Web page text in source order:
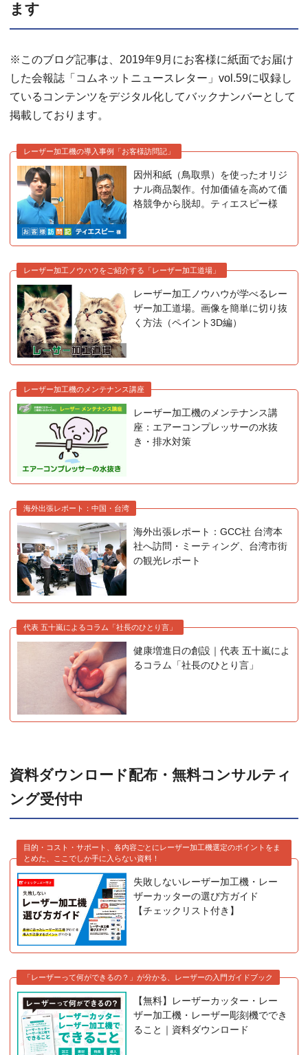
ます
※このブログ記事は、2019年9月にお客様に紙面でお届け
した会報誌「コムネットニュースレター」vol.59に収録し
ているコンテンツをデジタル化してバックナンバーとして
掲載しております。
レーザー加工機の導入事例「お客様訪問記」
因州和紙（鳥取県）を使ったオリジ
ナル商品製作。付加価値を高めて価
格競争から脱却。ティエスピー様
レーザー加工ノウハウをご紹介する「レーザー加工道場」
レーザー加工ノウハウが学べるレー
ザー加工道場。画像を簡単に切り抜
く方法（ペイント3D編）
レーザー加工機のメンテナンス講座
レーザー加工機のメンテナンス講
座：エアーコンプレッサーの水抜
き・排水対策
海外出張レポート：中国・台湾
海外出張レポート：GCC社 台湾本
社へ訪問・ミーティング、台湾市街
の観光レポート
代表 五十嵐によるコラム「社長のひとり言」
健康増進日の創設｜代表 五十嵐によ
るコラム「社長のひとり言」
資料ダウンロード配布・無料コンサルティ
ング受付中
目的・コスト・サポート、各内容ごとにレーザー加工機選定のポイントをま
とめた、ここでしか手に入らない資料！
失敗しないレーザー加工機・レー
ザーカッターの選び方ガイド
【チェックリスト付き】
「レーザーって何ができるの？」が分かる、レーザーの入門ガイドブック
【無料】レーザーカッター・レー
ザー加工機・レーザー彫刻機ででき
ること｜資料ダウンロード